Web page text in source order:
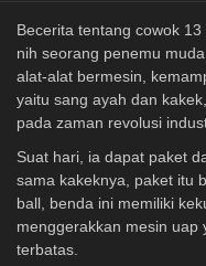
Becerita tentang cowok
nih seorang penemu
alat-alat bermesin,
yaitu sang ayah dan
pada zaman revolusi
Suat hari, ia dapat paket
sama kakeknya, paket itu
ball, benda ini memiliki
menggerakkan mesin uap
terbatas.